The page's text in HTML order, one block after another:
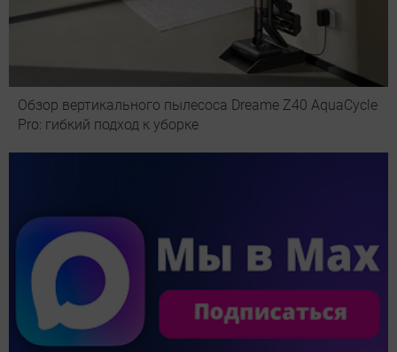
Обзор вертикального пылесоса Dreame Z40 AquaCycle
Pro: гибкий подход к уборке